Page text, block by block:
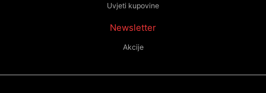
Uvjeti kupovine
Newsletter
Akcije